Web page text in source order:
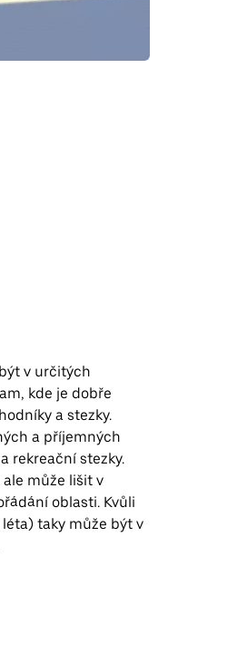
v určitých
kde je dobře
a stezky.
a příjemných
rekreační stezky.
může lišit v
oblasti. Kvůli
taky může být v